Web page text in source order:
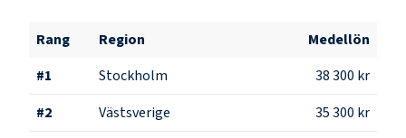
Rang Region
Medellön
#1 Stockholm
38 300 kr
#2 Västsverige
35 300 kr